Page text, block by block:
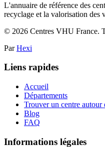
L'annuaire de référence des
recyclage et la valorisation des
© 2026 Centres VHU France.
Par Hexi
Liens rapides
Accueil
Départements
Trouver un centre autour
Blog
FAQ
Informations légales